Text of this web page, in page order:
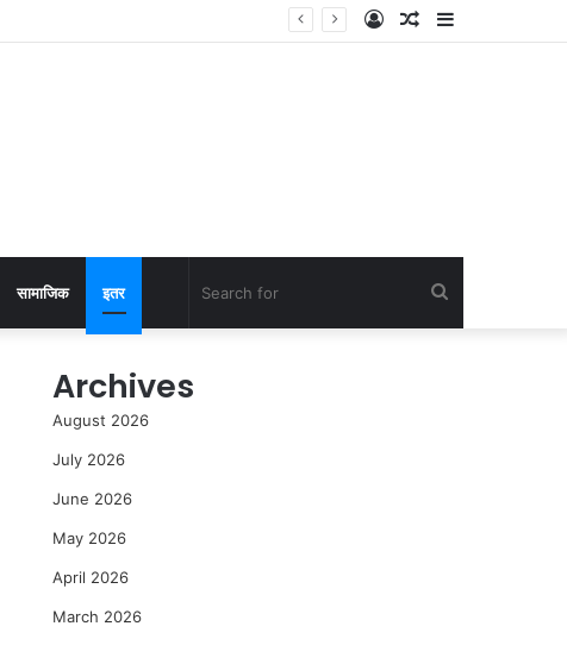
Sidebar
Random
Log
सामाजिक इतर
Archives
August 2026
July 2026
June 2026
May 2026
April 2026
March 2026